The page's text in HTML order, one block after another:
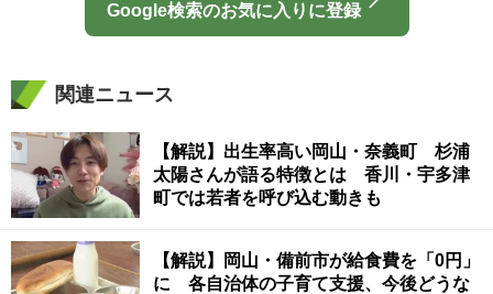
Google検索のお気に入りに登録
関連ニュース
【解説】出生率高い岡山・奈義町 杉浦
太陽さんが語る特徴とは 香川・宇多津
町では若者を呼び込む動きも
【解説】岡山・備前市が給食費を「0円」
に 各自治体の子育て支援、今後どうな